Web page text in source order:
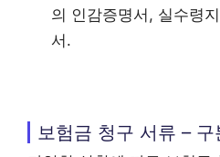
의 인감증명서, 실수령
서.
보험금 청구 서류 – 구